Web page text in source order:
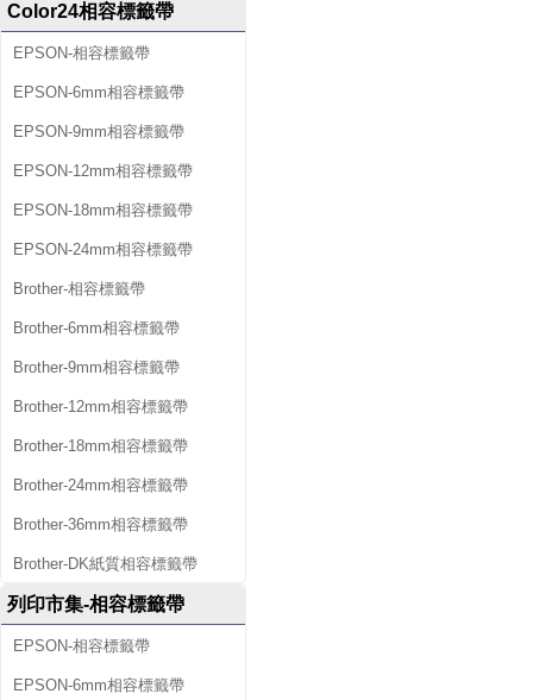
Color24相容標籤帶
EPSON-相容標籤帶
EPSON-6mm相容標籤帶
EPSON-9mm相容標籤帶
EPSON-12mm相容標籤帶
EPSON-18mm相容標籤帶
EPSON-24mm相容標籤帶
Brother-相容標籤帶
Brother-6mm相容標籤帶
Brother-9mm相容標籤帶
Brother-12mm相容標籤帶
Brother-18mm相容標籤帶
Brother-24mm相容標籤帶
Brother-36mm相容標籤帶
Brother-DK紙質相容標籤帶
列印市集-相容標籤帶
EPSON-相容標籤帶
EPSON-6mm相容標籤帶